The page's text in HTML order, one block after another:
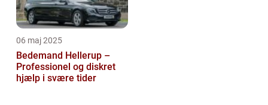
06 maj 2025
Bedemand Hellerup –
Professionel og diskret
hjælp i svære tider